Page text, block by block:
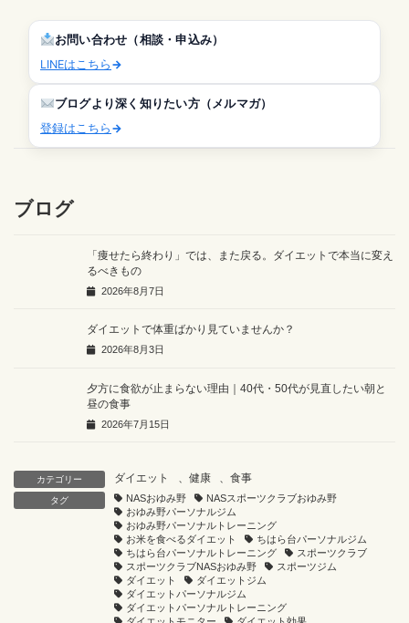
お問い合わせ（相談・申込み）
LINEはこちら →
ブログより深く知りたい方（メルマガ）
登録はこちら →
ブログ
「痩せたら終わり」では、また戻る。ダイエットで本当に変え
るべきもの
2026年8月7日
ダイエットで体重ばかり見ていませんか？
2026年8月3日
夕方に食欲が止まらない理由｜40代・50代が見直したい朝と
昼の食事
2026年7月15日
カテゴリー ダイエット 、 健康 、食事
タグ NASおゆみ野
NASスポーツクラブおゆみ野
おゆみ野パーソナルジム
おゆみ野パーソナルトレーニング
お米を食べるダイエット
ちはら台パーソナルジム
ちはら台パーソナルトレーニング
スポーツクラブ
スポーツクラブNASおゆみ野
スポーツジム
ダイエット
ダイエットジム
ダイエットパーソナルジム
ダイエットパーソナルトレーニング